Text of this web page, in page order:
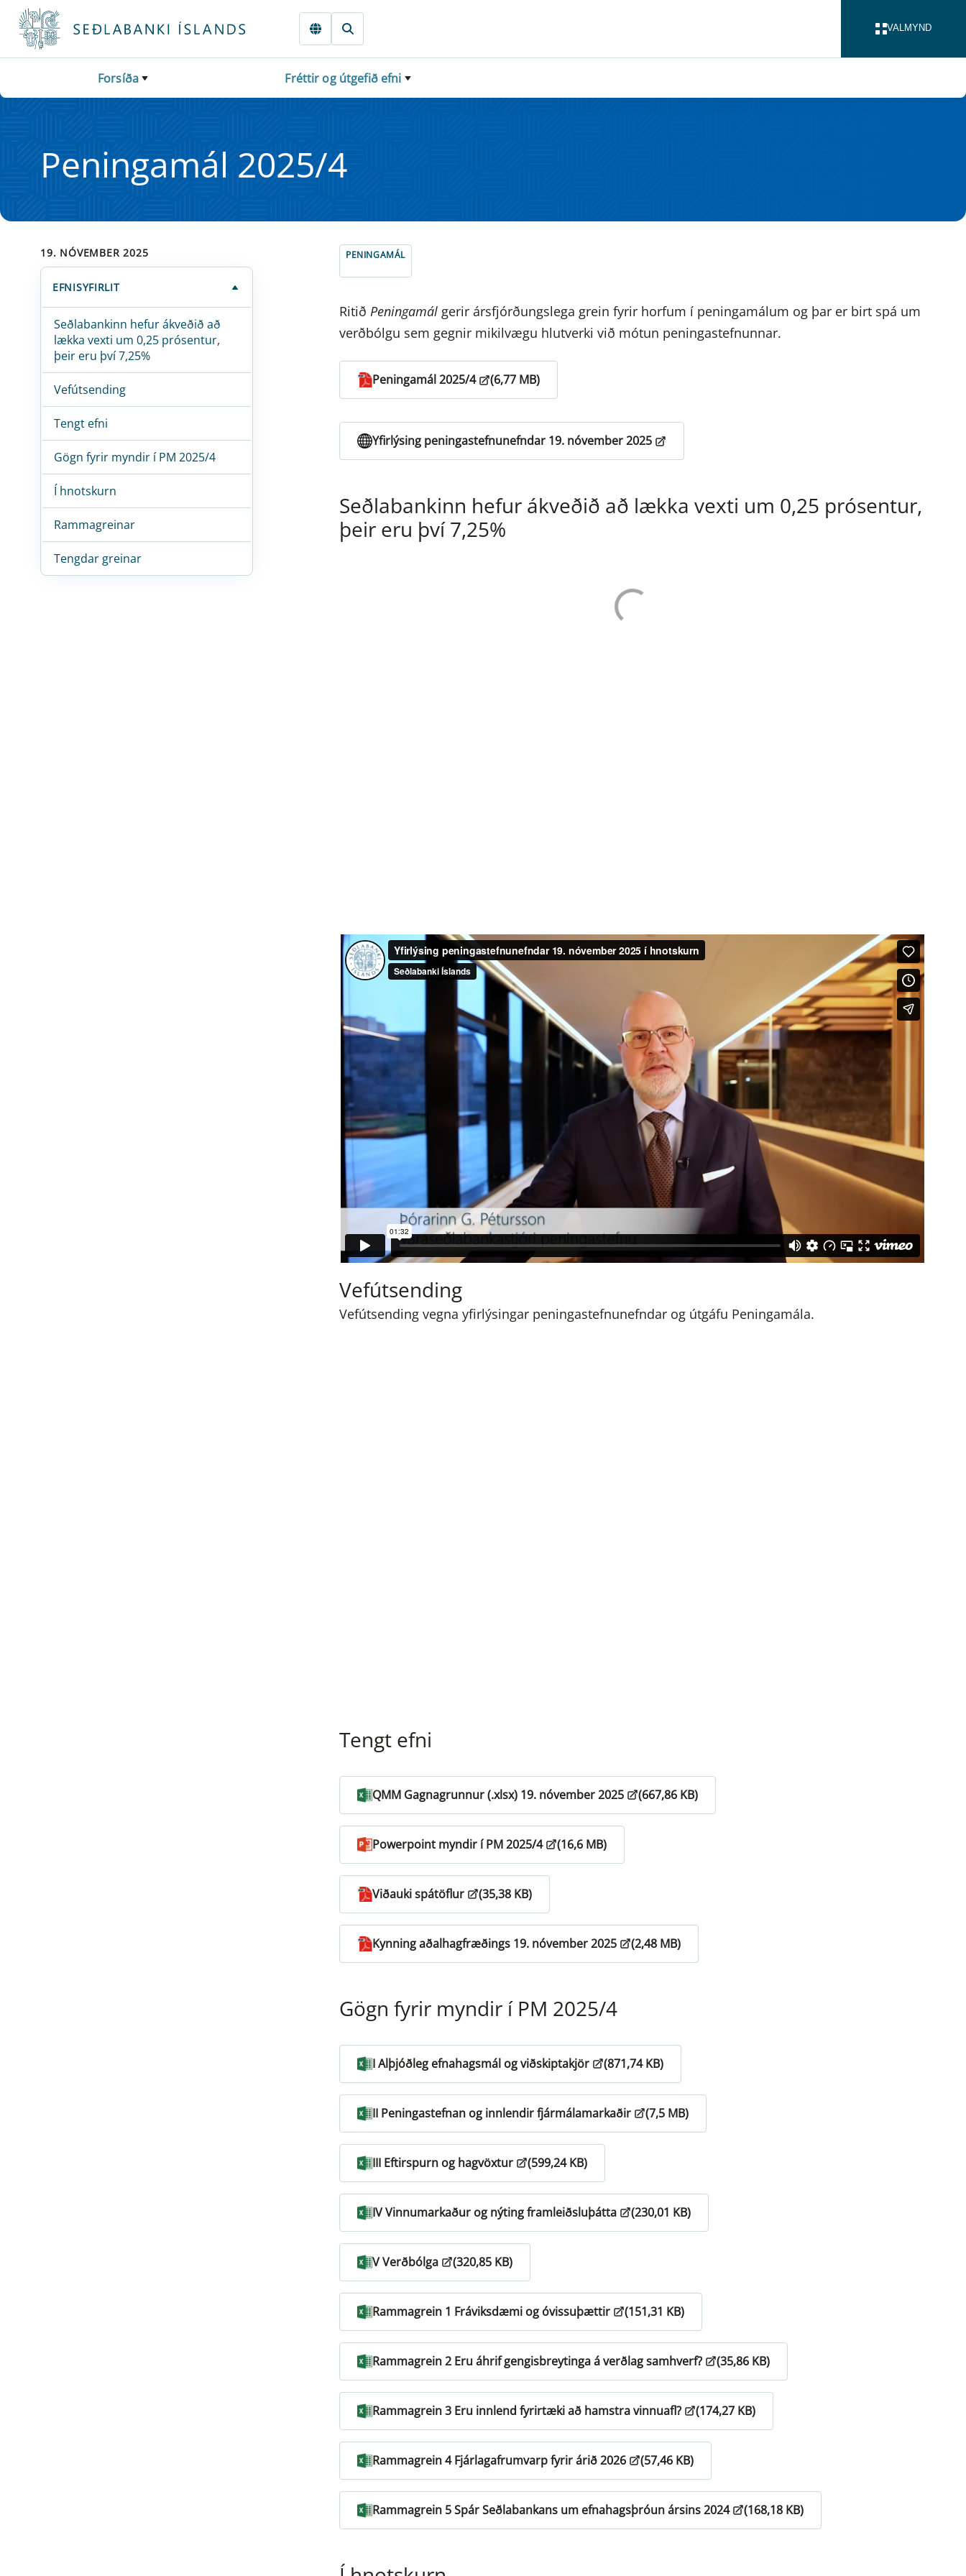
Fara beint í Meginmál
VALMYND
Forsíða Fréttir og útgefið efni
Pen­in­ga­mál 2025/4
19. NÓVEMBER 2025
EFNISYFIRLIT
Seðlabankinn hefur ákveðið að
lækka vexti um 0,25 prósentur,
þeir eru því 7,25%
Vefútsending
Tengt efni
Gögn fyrir myndir í PM 2025/4
Í hnotskurn
Rammagreinar
Tengdar greinar
PENINGAMÁL
Ritið Peningamál gerir ársfjórðungslega grein fyrir horfum í peningamálum og þar er birt spá um
verðbólgu sem gegnir mikilvægu hlutverki við mótun peningastefnunnar.
Peningamál 2025/4 (6,77 MB)
Yfirlýsing peningastefnunefndar 19. nóvember 2025
Seðlabankinn hefur ákveðið að lækka vexti um 0,25 prósentur,
þeir eru því 7,25%
Vefútsending
Vefútsending vegna yfirlýsingar peningastefnunefndar og útgáfu Peningamála.
Tengt efni
QMM Gagnagrunnur (.xlsx) 19. nóvember 2025 (667,86 KB)
Powerpoint myndir í PM 2025/4 (16,6 MB)
Viðauki spátöflur (35,38 KB)
Kynning aðalhagfræðings 19. nóvember 2025 (2,48 MB)
Gögn fyrir myndir í PM 2025/4
I Alþjóðleg efnahagsmál og viðskiptakjör (871,74 KB)
II Peningastefnan og innlendir fjármálamarkaðir (7,5 MB)
III Eftirspurn og hagvöxtur (599,24 KB)
IV Vinnumarkaður og nýting framleiðsluþátta (230,01 KB)
V Verðbólga (320,85 KB)
Rammagrein 1 Fráviksdæmi og óvissuþættir (151,31 KB)
Rammagrein 2 Eru áhrif gengisbreytinga á verðlag samhverf? (35,86 KB)
Rammagrein 3 Eru innlend fyrirtæki að hamstra vinnuafl? (174,27 KB)
Rammagrein 4 Fjárlagafrumvarp fyrir árið 2026 (57,46 KB)
Rammagrein 5 Spár Seðlabankans um efnahagsþróun ársins 2024 (168,18 KB)